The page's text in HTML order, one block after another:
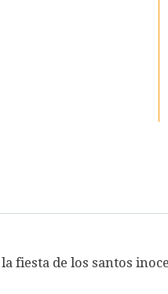
fiesta de los santos